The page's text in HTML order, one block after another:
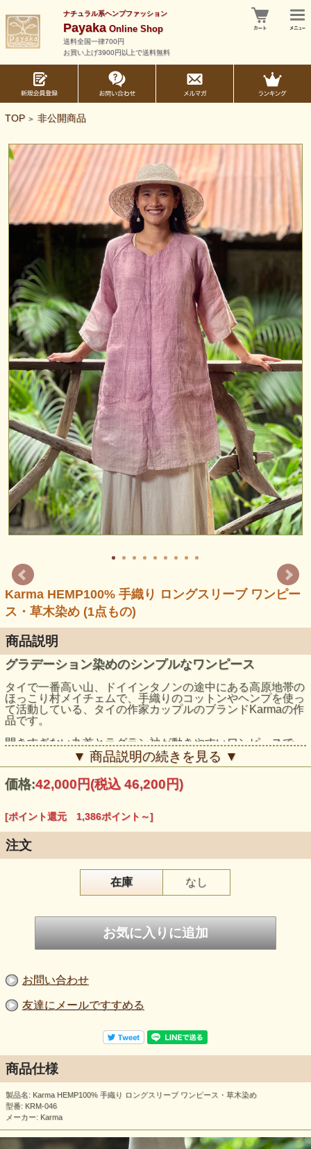
ナチュラル系ヘンプファッション
PayakaOnline Shop
送料全国一律700円
お買い上げ3900円以上で送料無料
TOP > 非公開商品
Karma HEMP100% 手織り ロングスリーブ ワンピー
ス・草木染め (1点もの)
商品説明
グラデーション染めのシンプルなワンピース
タイで一番高い山、ドイインタノンの途中にある高原地帯の
ほっこり村メイチェムで、手織りのコットンやヘンプを使っ
て活動している、タイの作家カップルのブランドKarmaの作
品です。
開きすぎない丸首とラグラン袖が動きやすいワンピースで
やさしいロータス色で、裾と袖先はほんのり薄い色に仕上が
っています。
左右に大きめのポケットがついているのも便利ですね！
ストンと着られるシルエットは、スカートとの重ね着はもち
ろん、レギンスと合わせて活動的にも楽しめます。
▼ 商品説明の続きを見る ▼
価格:42,000円(税込 46,200円)
[ポイント還元 1,386ポイント～]
注文
在庫 なし
お問い合わせ
友達にメールですすめる
商品仕様
製品名: Karma HEMP100% 手織り ロングスリーブ ワンピース・草木染め
型番: KRM-046
メーカー: Karma